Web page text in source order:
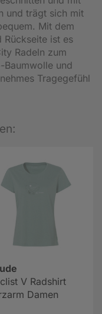
und trägt sich mit
Mit dem
ist es
Radeln zum
und
Tragegefühl
V Radshirt
Damen